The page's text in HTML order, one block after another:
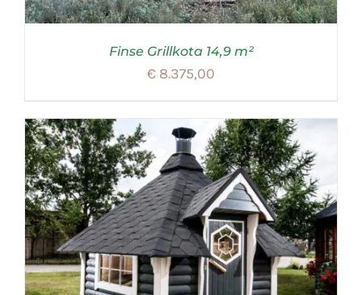
Finse Grillkota 14,9 m²
€ 8.375,00